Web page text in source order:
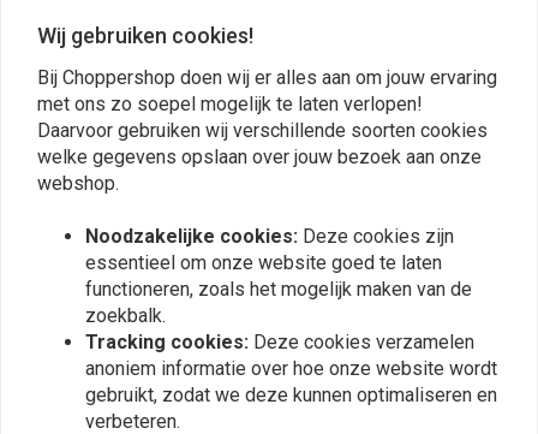
ACCEL
Universele "Super Coil"
Kit Zwart | 2 Spoelen
€643,55
Meest bekeken 24
Op de hoogte blijven?
Wij gebruiken cookies!
Bij Choppershop doen wij er alles aan om jouw ervaring
met ons zo soepel mogelijk te laten verlopen!
Daarvoor gebruiken wij verschillende soorten cookies
welke gegevens opslaan over jouw bezoek aan onze
webshop.
Noodzakelijke cookies: Deze cookies zijn
essentieel om onze website goed te laten
functioneren, zoals het mogelijk maken van de
zoekbalk.
Tracking cookies: Deze cookies verzamelen
anoniem informatie over hoe onze website wordt
gebruikt, zodat we deze kunnen optimaliseren en
verbeteren.